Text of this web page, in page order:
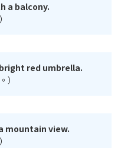
a balcony.
red umbrella.
）
mountain view.